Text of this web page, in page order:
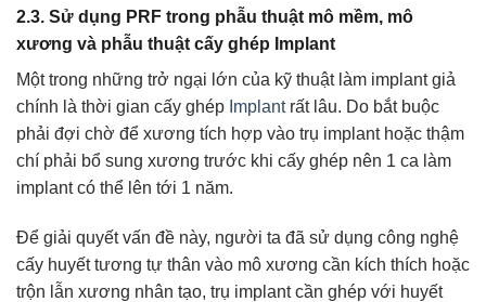
2.3. Sử dụng PRF trong phẫu thuật mô mềm, mô
xương và phẫu thuật cấy ghép Implant
Một trong những trở ngại lớn của kỹ thuật làm implant giả
chính là thời gian cấy ghép Implantrất lâu. Do bắt buộc
phải đợi chờ để xương tích hợp vào trụ implant hoặc thậm
chí phải bổ sung xương trước khi cấy ghép nên 1 ca làm
implant có thể lên tới 1 năm.
Để giải quyết vấn đề này, người ta đã sử dụng công nghệ
cấy huyết tương tự thân vào mô xương cần kích thích hoặc
trộn lẫn xương nhân tạo, trụ implant cần ghép với huyết